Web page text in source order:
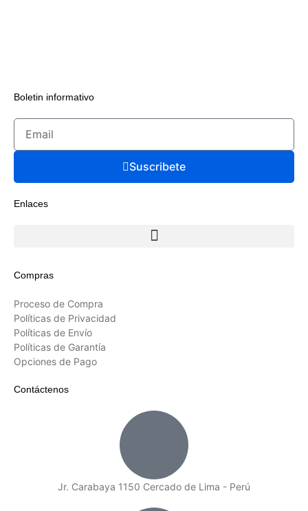
Boletin informativo
Suscribete
Enlaces
Compras
Proceso de Compra
Políticas de Privacidad
Políticas de Envío
Políticas de Garantía
Opciones de Pago
Contáctenos
Jr. Carabaya 1150 Cercado de Lima - Perú